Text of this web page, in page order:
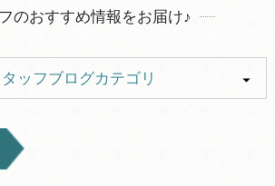
のおすすめ情報をお届け♪
ッフブログカテゴリ